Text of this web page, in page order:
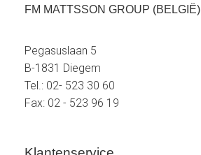
FM MATTSSON GROUP (BELGIË)
Pegasuslaan 5
B-1831 Diegem
Tel.: 02- 523 30 60
Fax: 02 - 523 96 19